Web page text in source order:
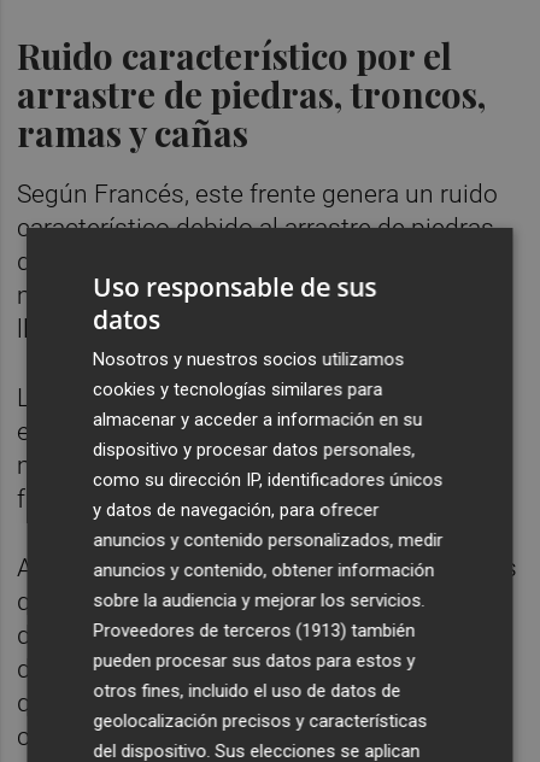
Ruido característico por el
arrastre de piedras, troncos,
ramas y cañas
Según Francés, este frente genera un ruido
característico debido al arrastre de piedras,
de troncos, ramas y de cañas, entre otros
materiales, de tal forma que se podría oír
llegar la riada.
Las avenidas relámpago se forman en ríos
efímeros, es decir, que discurren secos la
mayor parte del año, y en cuencas con una
fuerte pendiente y relativamente pequeñas.
A todo esto se suma que se hallan en climas
que puedan generar tormentas torrenciales
de duración similar al tiempo de respuesta
de la cuenca, una combinación de factores
que proporciona un "tiempo de reacción
corto" para el sistema de emergencias.
Uso responsable de sus
datos
Nosotros y nuestros socios utilizamos
cookies y tecnologías similares para
almacenar y acceder a información en su
dispositivo y procesar datos personales,
como su dirección IP, identificadores únicos
y datos de navegación, para ofrecer
anuncios y contenido personalizados, medir
anuncios y contenido, obtener información
sobre la audiencia y mejorar los servicios.
Proveedores de terceros (1913) también
pueden procesar sus datos para estos y
otros fines, incluido el uso de datos de
geolocalización precisos y características
del dispositivo. Sus elecciones se aplican